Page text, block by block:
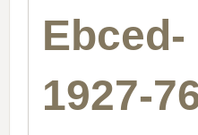
Ebced-
1927-